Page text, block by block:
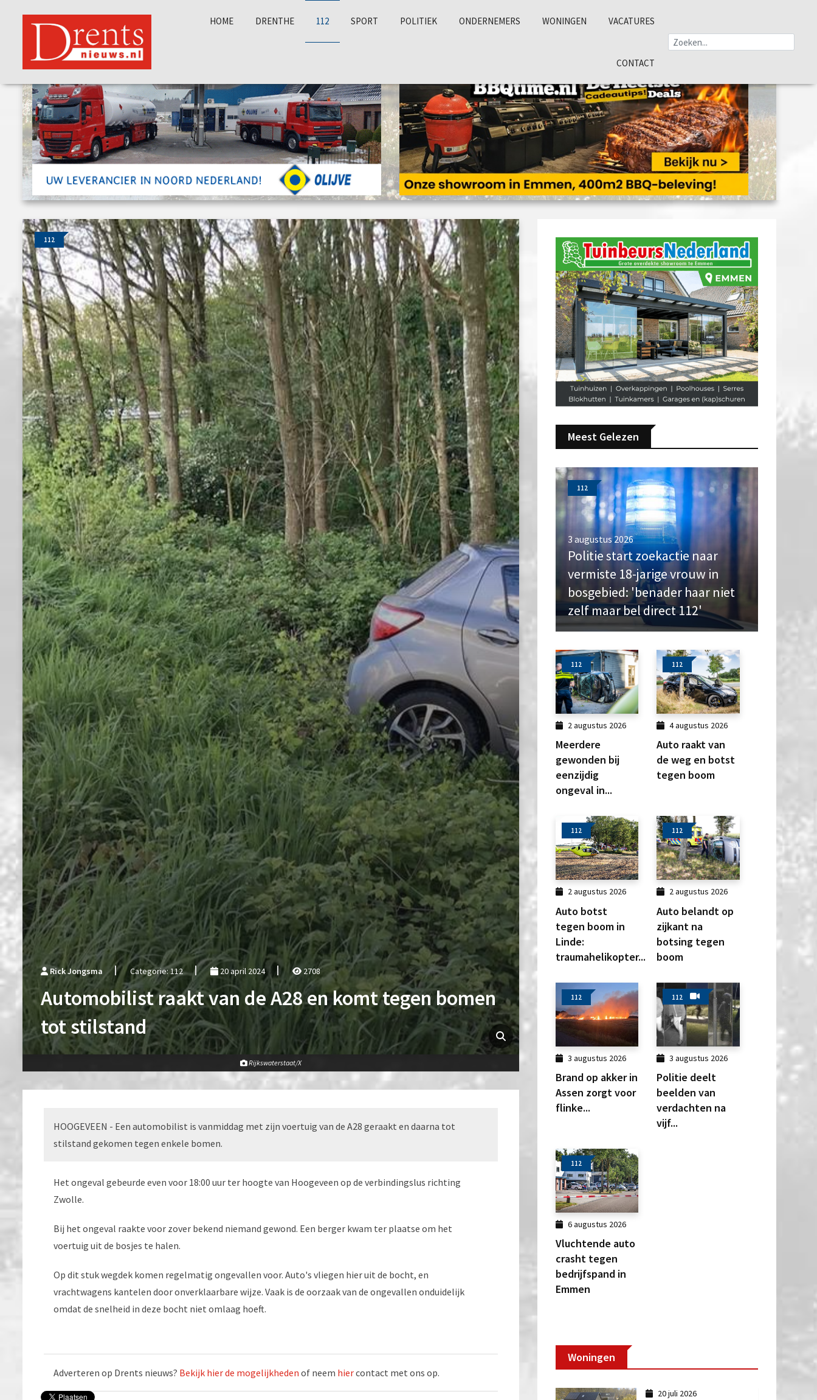
HOME DRENTHE 112 SPORT POLITIEK ONDERNEMERS WONINGEN VACATURES
CONTACT
Rijkswaterstaat/X
112
Rick Jongsma Categorie: 112 20 april 2024 2708
Automobilist raakt van de A28 en komt tegen bomen
tot stilstand
HOOGEVEEN - Een automobilist is vanmiddag met zijn voertuig van de A28 geraakt en daarna tot
stilstand gekomen tegen enkele bomen.
Het ongeval gebeurde even voor 18:00 uur ter hoogte van Hoogeveen op de verbindingslus richting
Zwolle.
Bij het ongeval raakte voor zover bekend niemand gewond. Een berger kwam ter plaatse om het
voertuig uit de bosjes te halen.
Op dit stuk wegdek komen regelmatig ongevallen voor. Auto's vliegen hier uit de bocht, en
vrachtwagens kantelen door onverklaarbare wijze. Vaak is de oorzaak van de ongevallen onduidelijk
omdat de snelheid in deze bocht niet omlaag hoeft.
Adverteren op Drents nieuws? Bekijk hier de mogelijkheden of neem hiercontact met ons op.
Meest Gelezen
112
3 augustus 2026
Politie start zoekactie naar
vermiste 18-jarige vrouw in
bosgebied: 'benader haar niet
zelf maar bel direct 112'
112
2 augustus 2026
Meerdere
gewonden bij
eenzijdig
ongeval in...
112
4 augustus 2026
Auto raakt van
de weg en botst
tegen boom
112
2 augustus 2026
Auto botst
tegen boom in
Linde:
traumahelikopter...
112
2 augustus 2026
Auto belandt op
zijkant na
botsing tegen
boom
112
3 augustus 2026
Brand op akker in
Assen zorgt voor
flinke...
112
3 augustus 2026
Politie deelt
beelden van
verdachten na
vijf...
112
6 augustus 2026
Vluchtende auto
crasht tegen
bedrijfspand in
Emmen
Woningen
20 juli 2026